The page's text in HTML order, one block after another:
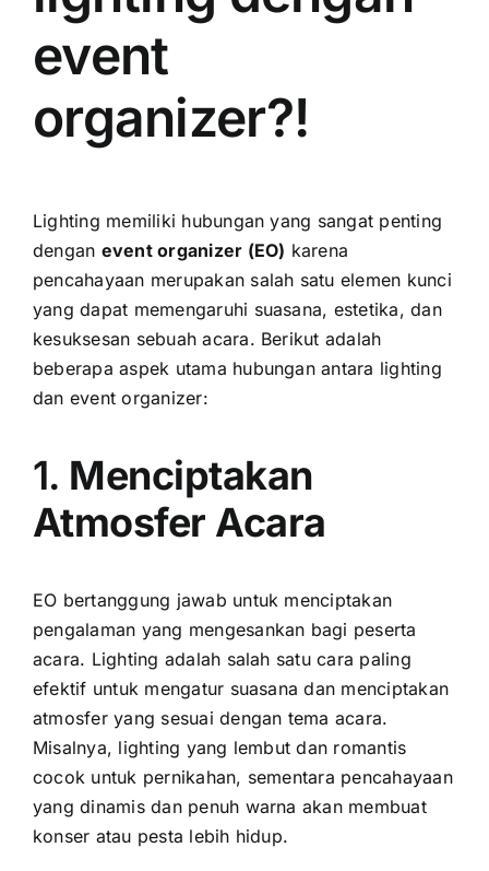
event
organizer?!
Lighting memiliki hubungan yang sangat penting
dengan event organizer (EO) karena
pencahayaan merupakan salah satu elemen kunci
yang dapat memengaruhi suasana, estetika, dan
kesuksesan sebuah acara. Berikut adalah
beberapa aspek utama hubungan antara lighting
dan event organizer:
1. Menciptakan
Atmosfer Acara
EO bertanggung jawab untuk menciptakan
pengalaman yang mengesankan bagi peserta
acara. Lighting adalah salah satu cara paling
efektif untuk mengatur suasana dan menciptakan
atmosfer yang sesuai dengan tema acara.
Misalnya, lighting yang lembut dan romantis
cocok untuk pernikahan, sementara pencahayaan
yang dinamis dan penuh warna akan membuat
konser atau pesta lebih hidup.